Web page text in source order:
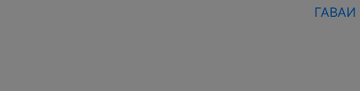
ГАВАИ